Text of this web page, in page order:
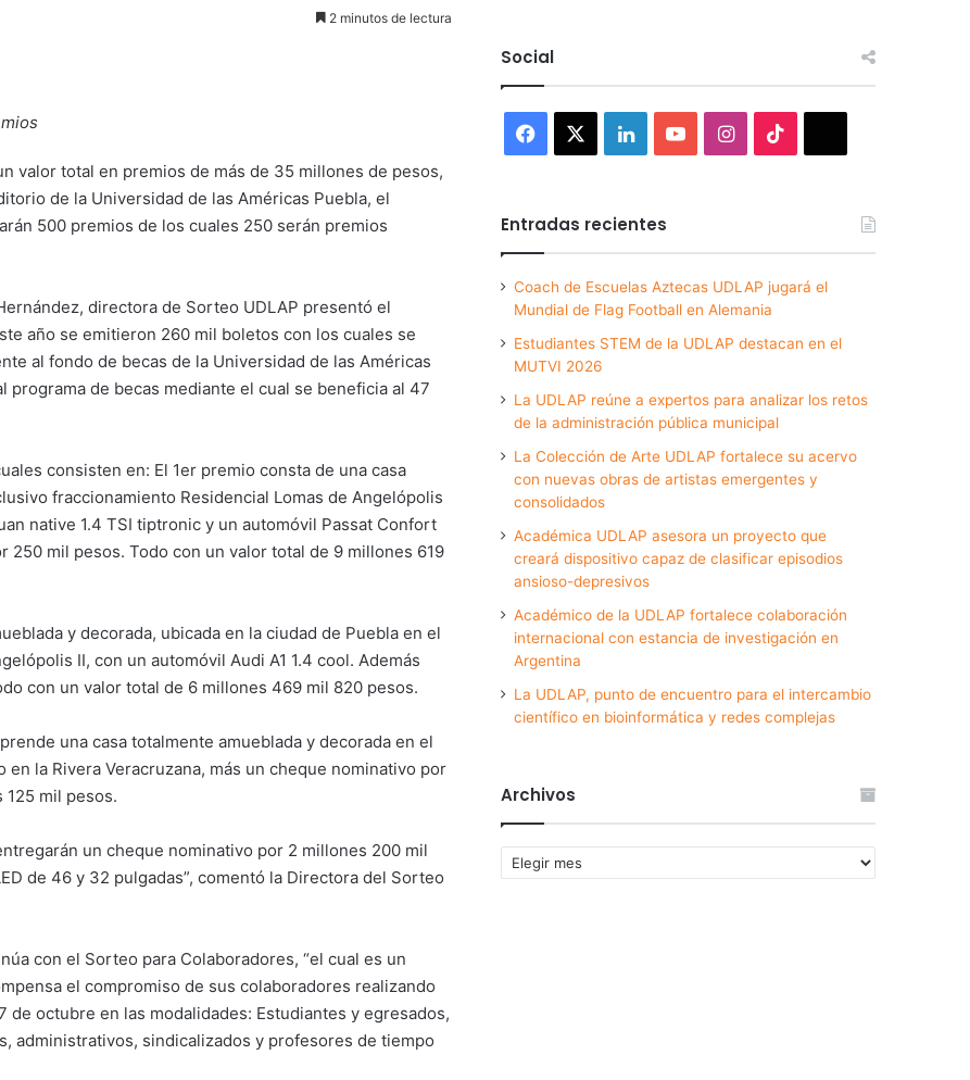
2 minutos de lectura
valor total en premios de más de 35 millones de pesos,
de la Universidad de las Américas Puebla, el
500 premios de los cuales 250 serán premios
directora de Sorteo UDLAP presentó el
año se emitieron 260 mil boletos con los cuales se
al fondo de becas de la Universidad de las Américas
programa de becas mediante el cual se beneficia al 47
consisten en: El 1er premio consta de una casa
fraccionamiento Residencial Lomas de Angelópolis
native 1.4 TSI tiptronic y un automóvil Passat Confort
mil pesos. Todo con un valor total de 9 millones 619
y decorada, ubicada en la ciudad de Puebla en el
II, con un automóvil Audi A1 1.4 cool. Además
con un valor total de 6 millones 469 mil 820 pesos.
una casa totalmente amueblada y decorada en el
la Rivera Veracruzana, más un cheque nominativo por
mil pesos.
un cheque nominativo por 2 millones 200 mil
de 46 y 32 pulgadas”, comentó la Directora del Sorteo
con el Sorteo para Colaboradores, “el cual es un
el compromiso de sus colaboradores realizando
octubre en las modalidades: Estudiantes y egresados,
administrativos, sindicalizados y profesores de tiempo
Social
Facebook LinkedInYouTubeInstagram
Entradas recientes
Coach de Escuelas Aztecas UDLAP jugará el
Mundial de Flag Football en Alemania
Estudiantes STEM de la UDLAP destacan en el
MUTVI 2026
La UDLAP reúne a expertos para analizar los retos
de la administración pública municipal
La Colección de Arte UDLAP fortalece su acervo
con nuevas obras de artistas emergentes y
consolidados
Académica UDLAP asesora un proyecto que
creará dispositivo capaz de clasificar episodios
ansioso-depresivos
Académico de la UDLAP fortalece colaboración
internacional con estancia de investigación en
Argentina
La UDLAP, punto de encuentro para el intercambio
científico en bioinformática y redes complejas
Archivos
Archivos